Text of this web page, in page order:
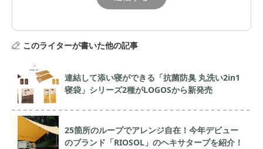
このライターが書いた他の記事
連結して添い寝ができる「抗菌防臭 丸洗い2in1
寝袋」シリーズ2種がLOGOSから新発売
25箇所のループでアレンジ自在！今年デビュー
のブランド「RIOSOL」のヘキサタープを紹介！